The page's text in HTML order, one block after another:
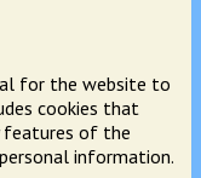
for the website to
cookies that
features of the
information.